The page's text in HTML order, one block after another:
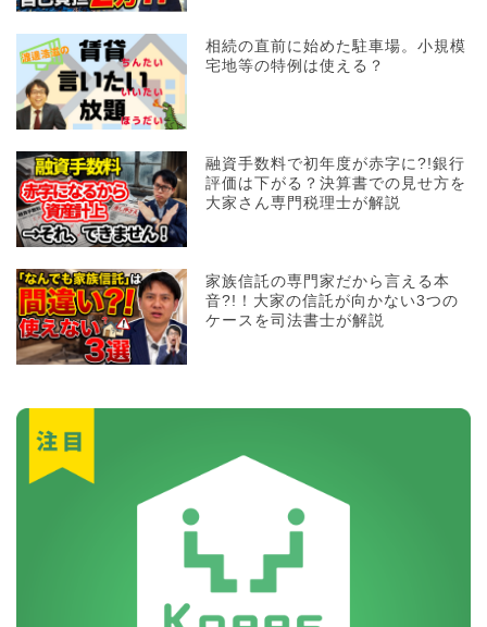
相続の直前に始めた駐車場。小規模
宅地等の特例は使える？
融資手数料で初年度が赤字に?!銀行
評価は下がる？決算書での見せ方を
大家さん専門税理士が解説
家族信託の専門家だから言える本
音?!！大家の信託が向かない3つの
ケースを司法書士が解説